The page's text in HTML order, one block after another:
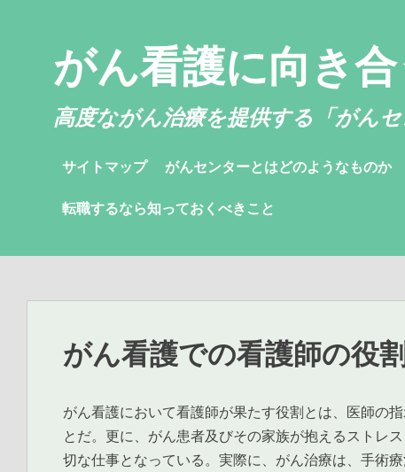
がん看護に向き合
高度ながん治療を提供する「がん
サイトマップ がんセンターとはどのようなものか
転職するなら知っておくべきこと
がん看護での看護師の役割
がん看護において看護師が果たす役割とは、医師の
とだ。更に、がん患者及びその家族が抱えるストレ
切な仕事となっている。実際に、がん治療は、手術